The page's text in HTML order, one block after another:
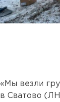
«Мы везли
в Сватово